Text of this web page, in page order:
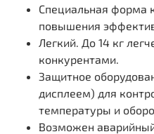
Специальная форма
повышения
Легкий. До 14 кг
конкурентами.
Защитное
дисплеем) для
температуры и
Возможен